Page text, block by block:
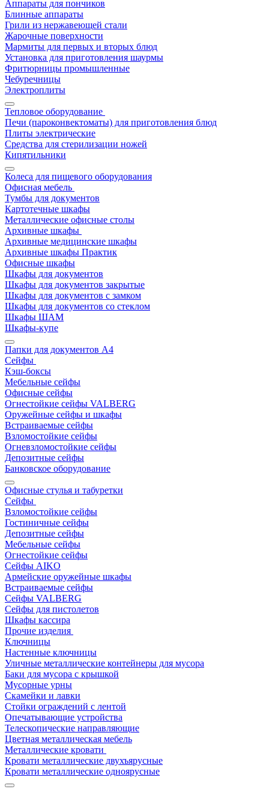
Аппараты для пончиков
Блинные аппараты
Грили из нержавеющей стали
Жарочные поверхности
Мармиты для первых и вторых блюд
Установка для приготовления шаурмы
Фритюрницы промышленные
Чебуречницы
Электроплиты
Тепловое оборудование
Печи (пароконвектоматы) для приготовления блюд
Плиты электрические
Средства для стерилизации ножей
Кипятильники
Колеса для пищевого оборудования
Офисная мебель
Тумбы для документов
Картотечные шкафы
Металлические офисные столы
Архивные шкафы
Архивные медицинские шкафы
Архивные шкафы Практик
Офисные шкафы
Шкафы для документов
Шкафы для документов закрытые
Шкафы для документов с замком
Шкафы для документов со стеклом
Шкафы ШАМ
Шкафы-купе
Папки для документов A4
Сейфы
Кэш-боксы
Мебельные сейфы
Офисные сейфы
Огнестойкие сейфы VALBERG
Оружейные сейфы и шкафы
Встраиваемые сейфы
Взломостойкие сейфы
Огневзломостойкие сейфы
Депозитные сейфы
Банковское оборудование
Офисные стулья и табуретки
Сейфы
Взломостойкие сейфы
Гостиничные сейфы
Депозитные сейфы
Мебельные сейфы
Огнестойкие сейфы
Сейфы AIKO
Армейские оружейные шкафы
Встраиваемые сейфы
Сейфы VALBERG
Сейфы для пистолетов
Шкафы кассира
Прочие изделия
Ключницы
Настенные ключницы
Уличные металлические контейнеры для мусора
Баки для мусора с крышкой
Мусорные урны
Скамейки и лавки
Стойки ограждений с лентой
Опечатывающие устройства
Телескопические направляющие
Цветная металлическая мебель
Металлические кровати
Кровати металлические двухъярусные
Кровати металлические одноярусные